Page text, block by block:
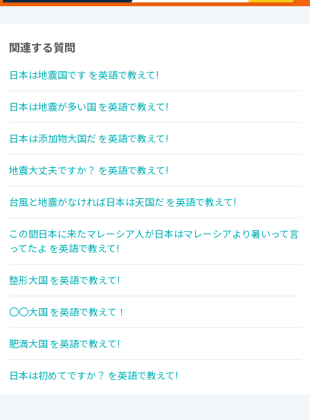
関連する質問
日本は地震国です を英語で教えて!
日本は地震が多い国 を英語で教えて!
日本は添加物大国だ を英語で教えて!
地震大丈夫ですか？ を英語で教えて!
台風と地震がなければ日本は天国だ を英語で教えて!
この間日本に来たマレーシア人が日本はマレーシアより暑いって言
ってたよ を英語で教えて!
整形大国 を英語で教えて!
〇〇大国 を英語で教えて！
肥満大国 を英語で教えて!
日本は初めてですか？ を英語で教えて!